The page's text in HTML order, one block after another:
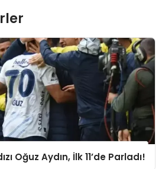
Oğuz Aydın, İlk 11’de Parladı!